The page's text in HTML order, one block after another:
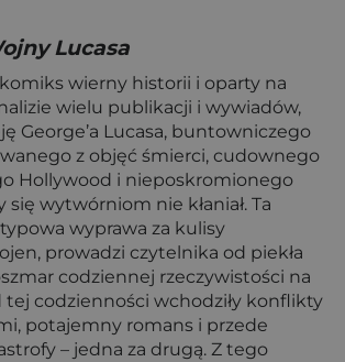
Lucasa
wierny historii i oparty na
wielu publikacji i wywiadów,
George’a Lucasa, buntowniczego
z objęć śmierci, cudownego
Hollywood i nieposkromionego
się wytwórniom nie kłaniał. Ta
wyprawa za kulisy
prowadzi czytelnika od piekła
codziennej rzeczywistości na
tej codzienności wchodziły konflikty
potajemny romans i przede
– jedna za drugą. Z tego